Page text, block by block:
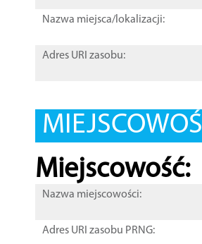
Nazwa miejsca/lokalizacji:
Adres URI zasobu:
Miejscowość:
Nazwa miejscowości:
Adres URI zasobu PRNG: